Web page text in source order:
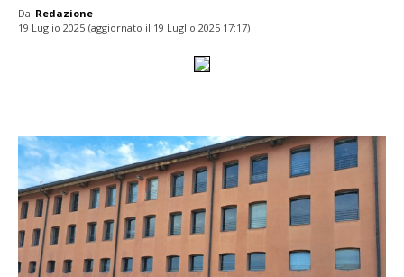
Da Redazione
19 Luglio 2025 (aggiornato il 19 Luglio 2025 17:17)